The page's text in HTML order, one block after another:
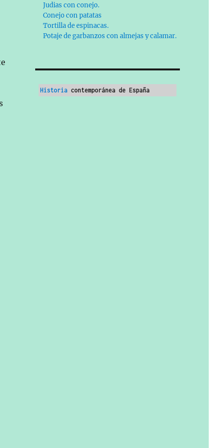
Judias con conejo.
Conejo con patatas
Tortilla de espinacas.
Potaje de garbanzos con almejas y calamar.
Historia contemporánea de España